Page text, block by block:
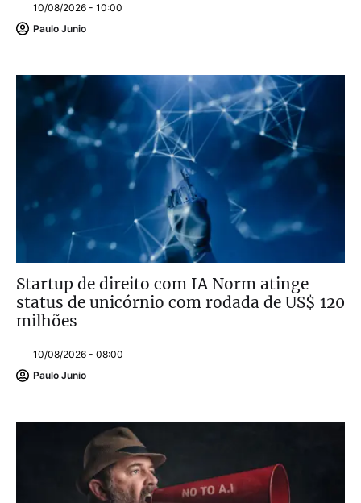
10/08/2026 - 10:00
Paulo Junio
Startup de direito com IA Norm atinge
status de unicórnio com rodada de US$ 120
milhões
10/08/2026 - 08:00
Paulo Junio